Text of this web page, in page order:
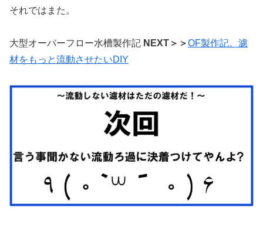
それではまた。
大型オーバーフロー水槽製作記 NEXT＞＞OF製作記。濾
材をもっと流動させたいDIY